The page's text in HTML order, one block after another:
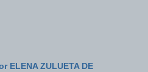
ELENA ZULUETA DE